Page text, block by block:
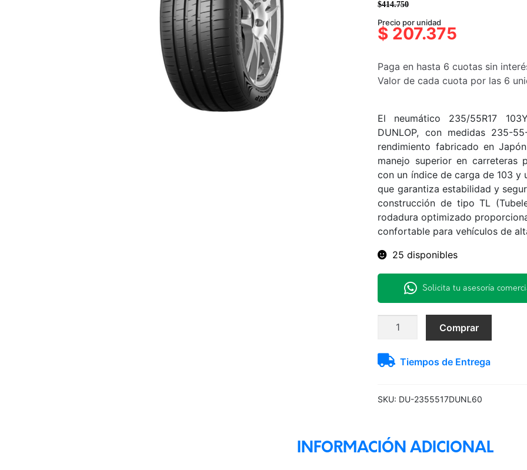
$414.750
precio
original
$414.750.
precio
actual
$207.375.
Precio por unidad
$ 207.375
Paga en hasta 6 cuotas sin
Valor de cada cuota por las 6
El neumático 235/55R17
DUNLOP, con medidas 235-
rendimiento fabricado en
manejo superior en carreteras
con un índice de carga de 103
que garantiza estabilidad y
construcción de tipo TL
rodadura optimizado
confortable para vehículos de
25 disponibles
Solicita tu asesoría
235/55R17
Dunlop
BLK
cantidad
Comprar
Tiempos de Entrega
SKU: DU-2355517DUNL60
INFORMACIÓN ADICIONAL